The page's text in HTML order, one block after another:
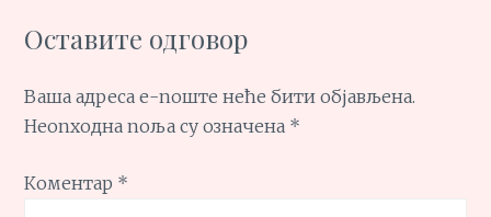
Оставите одговор
Ваша адреса е-поште неће бити објављена.
Неопходна поља су означена *
Коментар *